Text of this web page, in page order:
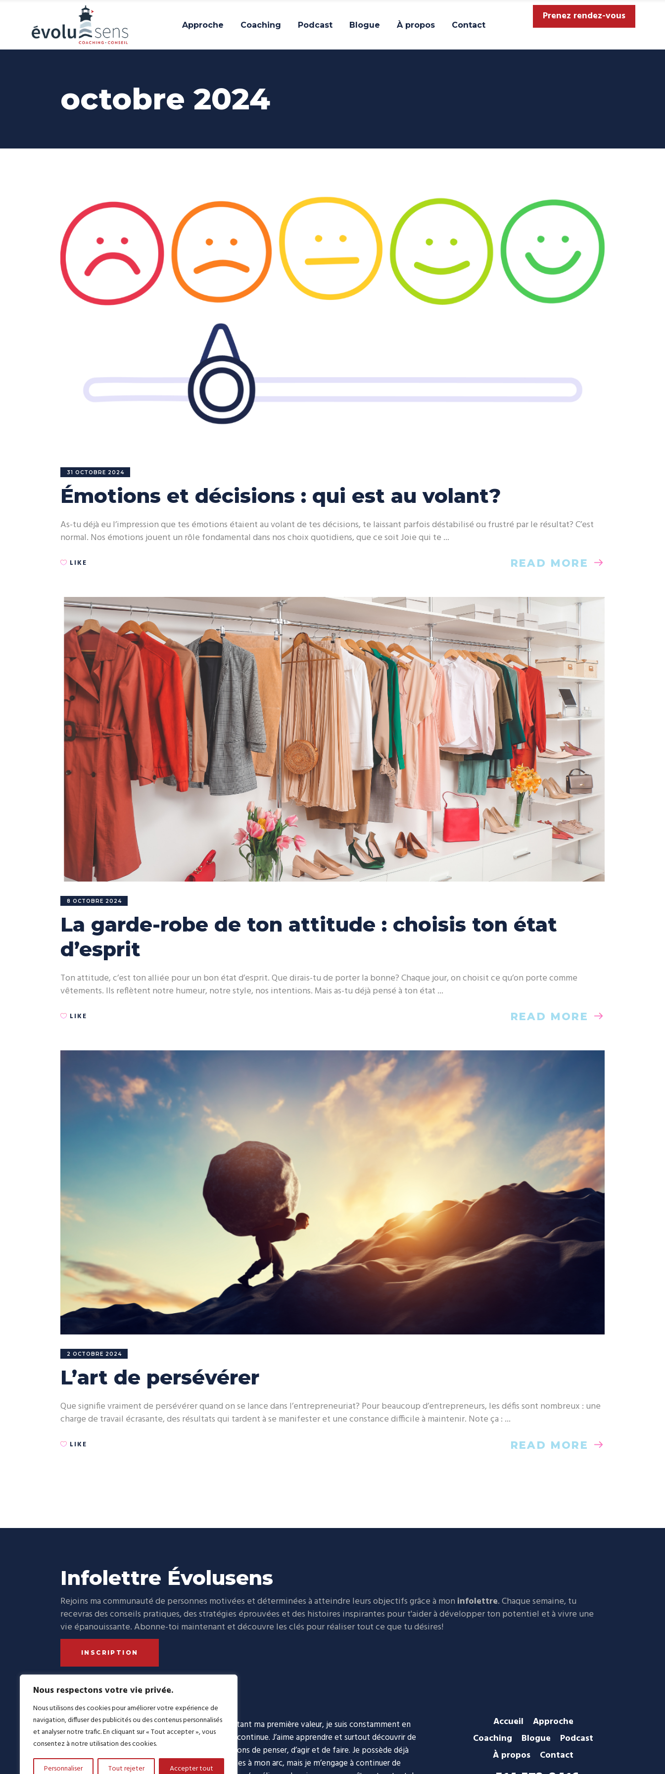
Nous respectons votre vie privée.
Nous utilisons des cookies pour améliorer votre expérience de
navigation, diffuser des publicités ou des contenus personnalisés
et analyser notre trafic. En cliquant sur « Tout accepter », vous
consentez à notre utilisation des cookies.
Personnaliser Tout rejeter Accepter tout
Approche Coaching Podcast Blogue À propos Contact
Prenez rendez-vous
octobre 2024
31 OCTOBRE 2024
Émotions et décisions : qui est au volant?
As-tu déjà eu l’impression que tes émotions étaient au volant de tes décisions, te laissant parfois déstabilisé ou frustré par le résultat? C’est
normal. Nos émotions jouent un rôle fondamental dans nos choix quotidiens, que ce soit Joie qui te
LIKE READ MORE
8 OCTOBRE 2024
La garde-robe de ton attitude : choisis ton état
d’esprit
Ton attitude, c’est ton alliée pour un bon état d’esprit. Que dirais-tu de porter la bonne? Chaque jour, on choisit ce qu’on porte comme
vêtements. Ils reflètent notre humeur, notre style, nos intentions. Mais as-tu déjà pensé à ton état
LIKE READ MORE
2 OCTOBRE 2024
L’art de persévérer
Que signifie vraiment de persévérer quand on se lance dans l’entrepreneuriat? Pour beaucoup d’entrepreneurs, les défis sont nombreux : une
charge de travail écrasante, des résultats qui tardent à se manifester et une constance difficile à maintenir. Note ça :
LIKE READ MORE
Infolettre Évolusens
Rejoins ma communauté de personnes motivées et déterminées à atteindre leurs objectifs grâce à mon infolettre. Chaque semaine, tu
recevras des conseils pratiques, des stratégies éprouvées et des histoires inspirantes pour t'aider à développer ton potentiel et à vivre une
vie épanouissante. Abonne-toi maintenant et découvre les clés pour réaliser tout ce que tu désires!
INSCRIPTION
LinkedIn
Facebook
https://www.instagram.com/evolusens.coaching.conseil/
YouTube
TikTok
L’évolution étant ma première valeur, je suis constamment en
amélioration continue. J’aime apprendre et surtout découvrir de
nouvelles façons de penser, d’agir et de faire. Je possède déjà
plusieurs cordes à mon arc, mais je m’engage à continuer de
Accueil
Approche
Coaching
Blogue
Podcast
À propos
Contact